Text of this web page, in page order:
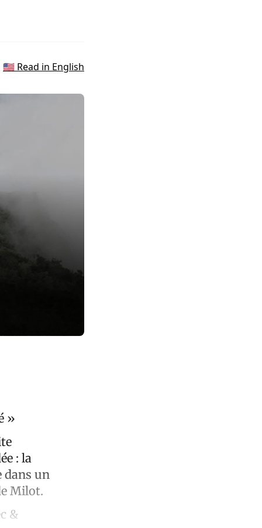
🇺🇸 Read in English
»
: la
dans un
Milot.
&